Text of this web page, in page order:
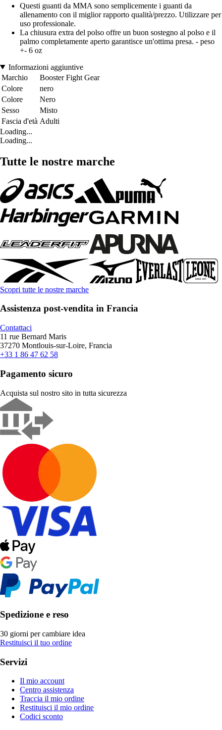
Questi guanti da MMA sono semplicemente i guanti da
allenamento con il miglior rapporto qualità/prezzo. Utilizzare per
uso professionale.
La chiusura extra del polso offre un buon sostegno al polso e il
palmo completamente aperto garantisce un'ottima presa. - peso
+- 6 oz
Informazioni aggiuntive
Marchio
Booster Fight Gear
Colore
nero
Colore
Nero
Sesso
Misto
Fascia d'età Adulti
Loading...
Loading...
Tutte le nostre marche
Scopri tutte le nostre marche
Assistenza post-vendita in Francia
Contattaci
11 rue Bernard Maris
37270 Montlouis-sur-Loire, Francia
+33 1 86 47 62 58
Pagamento sicuro
Acquista sul nostro sito in tutta sicurezza
Spedizione e reso
30 giorni per cambiare idea
Restituisci il tuo ordine
Servizi
Il mio account
Centro assistenza
Traccia il mio ordine
Restituisci il mio ordine
Codici sconto